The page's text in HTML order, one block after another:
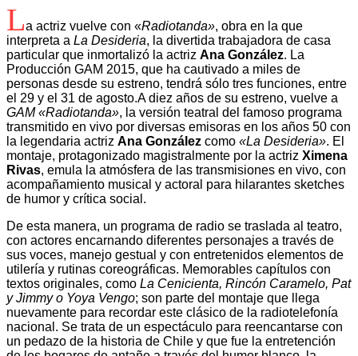
La actriz vuelve con «Radiotanda», obra en la que
interpreta a La Desideria, la divertida trabajadora de casa
particular que inmortalizó la actriz Ana González. La
Producción GAM 2015, que ha cautivado a miles de
personas desde su estreno, tendrá sólo tres funciones, entre
el 29 y el 31 de agosto.A diez años de su estreno, vuelve a
GAM «Radiotanda», la versión teatral del famoso programa
transmitido en vivo por diversas emisoras en los años 50 con
la legendaria actriz Ana González como «La Desideria». El
montaje, protagonizado magistralmente por la actriz Ximena
Rivas, emula la atmósfera de las transmisiones en vivo, con
acompañamiento musical y actoral para hilarantes sketches
de humor y crítica social.
De esta manera, un programa de radio se traslada al teatro,
con actores encarnando diferentes personajes a través de
sus voces, manejo gestual y con entretenidos elementos de
utilería y rutinas coreográficas. Memorables capítulos con
textos originales, como La Cenicienta, Rincón Caramelo, Pat
y Jimmy o Yoya Vengo; son parte del montaje que llega
nuevamente para recordar este clásico de la radiotelefonía
nacional. Se trata de un espectáculo para reencantarse con
un pedazo de la historia de Chile y que fue la entretención